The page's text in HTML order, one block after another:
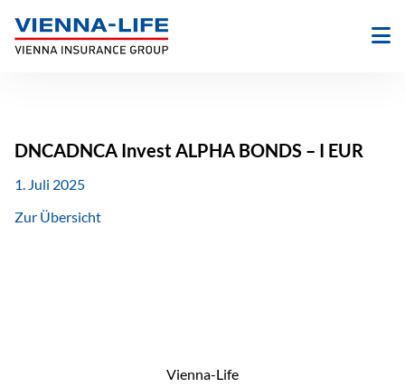
Inhalt
springen
DNCADNCA Invest ALPHA BONDS – I EUR
1. Juli 2025
Zur Übersicht
Vienna-Life